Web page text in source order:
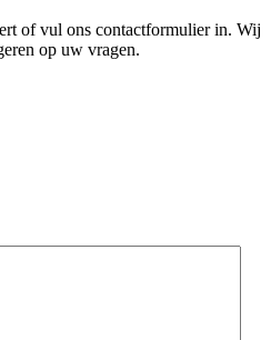
of vul ons contactformulier in. Wij
op uw vragen.